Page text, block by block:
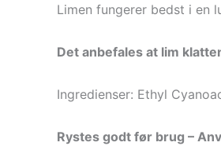
Limen fungerer bedst i en
Det anbefales at lim
Ingredienser: Ethyl
Rystes godt før brug –